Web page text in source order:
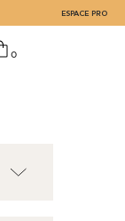
ESPACE PRO
0